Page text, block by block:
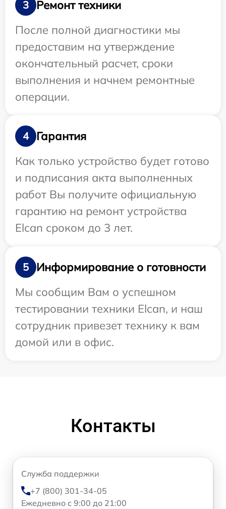
3
Ремонт техники
После полной диагностики мы
предоставим на утверждение
окончательный расчет, сроки
выполнения и начнем ремонтные
операции.
4
Гарантия
Как только устройство будет готово
и подписания акта выполненных
работ Вы получите официальную
гарантию на ремонт устройства
Elcan сроком до 3 лет.
5
Информирование о готовности
Мы сообщим Вам о успешном
тестировании техники Elcan, и наш
сотрудник привезет технику к вам
домой или в офис.
Контакты
Служба поддержки
+7 (800) 301-34-05
Ежедневно с 9:00 до 21:00